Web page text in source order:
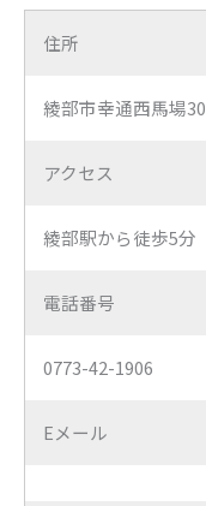
住所
綾部市幸通西馬場30
アクセス
綾部駅から徒歩5分
電話番号
0773-42-1906
Eメール